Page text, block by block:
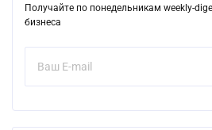
Получайте по понедельникам weekly-
бизнеса